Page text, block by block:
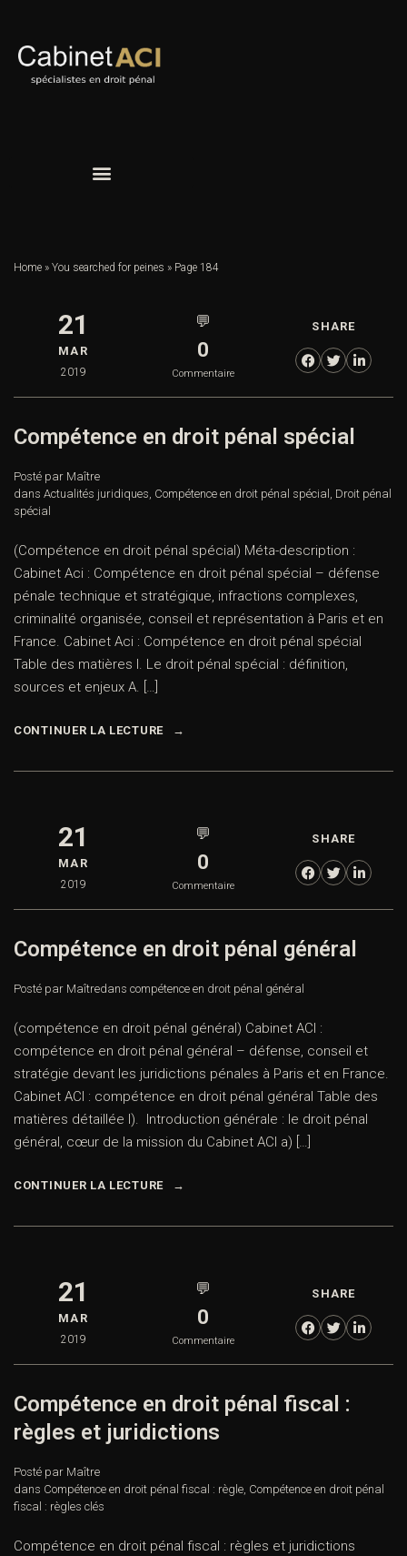
Home » You searched for peines » Page 184
21
MAR
2019
💬
0
Commentaire
SHARE
Compétence en droit pénal spécial
Posté par Maître
dans Actualités juridiques, Compétence en droit pénal spécial , Droit pénal
spécial
(Compétence en droit pénal spécial) Méta-description :
Cabinet Aci : Compétence en droit pénal spécial – défense
pénale technique et stratégique, infractions complexes,
criminalité organisée, conseil et représentation à Paris et en
France. Cabinet Aci : Compétence en droit pénal spécial
Table des matières I. Le droit pénal spécial : définition,
sources et enjeux A. […]
CONTINUER LA LECTURE
21
MAR
2019
💬
0
Commentaire
SHARE
Compétence en droit pénal général
Posté par Maîtredans compétence en droit pénal général
(compétence en droit pénal général) Cabinet ACI :
compétence en droit pénal général – défense, conseil et
stratégie devant les juridictions pénales à Paris et en France.
Cabinet ACI : compétence en droit pénal général Table des
matières détaillée I). Introduction générale : le droit pénal
général, cœur de la mission du Cabinet ACI a) […]
CONTINUER LA LECTURE
21
MAR
2019
💬
0
Commentaire
SHARE
Compétence en droit pénal fiscal :
règles et juridictions
Posté par Maître
dans Compétence en droit pénal fiscal : règle, Compétence en droit pénal
fiscal : règles clés
Compétence en droit pénal fiscal : règles et juridictions